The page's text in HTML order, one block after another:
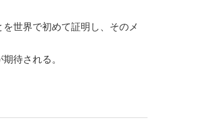
世界で初めて証明し、そのメ
待される。